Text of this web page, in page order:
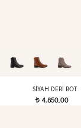
SIYAH DERI BOT
t 4.850,00